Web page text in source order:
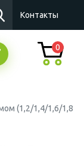
Контакты
0
(1,2/1,4/1,6/1,8